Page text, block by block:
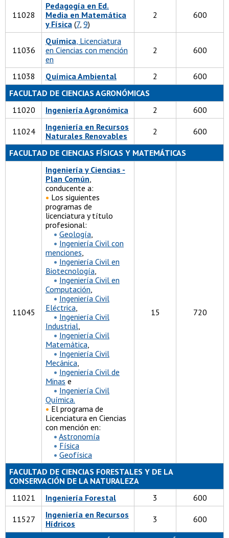
11028
Pedagogía en Ed.
Media en Matemática
y Física (7, 9)
2 600
11036
Química, Licenciatura
en Ciencias con mención
en
2 600
11038 Química Ambiental 2
600
FACULTAD DE CIENCIAS AGRONÓMICAS
11020
Ingeniería Agronómica 2 600
11024
Ingeniería en Recursos
Naturales Renovables
2 600
FACULTAD DE CIENCIAS FÍSICAS Y MATEMÁTICAS
11045
Ingeniería y Ciencias -
Plan Común,
conducente a:
• Los siguientes
programas de
licenciatura y título
profesional:
• Geología,
• Ingeniería Civil con
menciones,
• Ingeniería Civil en
Biotecnología,
• Ingeniería Civil en
Computación,
• Ingeniería Civil
Eléctrica,
• Ingeniería Civil
Industrial,
• Ingeniería Civil
Matemática,
• Ingeniería Civil
Mecánica,
• Ingeniería Civil de
Minas e
• Ingeniería Civil
Química.
• El programa de
Licenciatura en Ciencias
con mención en:
• Astronomía
• Física
• Geofísica
15 720
FACULTAD DE CIENCIAS FORESTALES Y DE LA
CONSERVACIÓN DE LA NATURALEZA
11021
Ingeniería Forestal 3 600
11527
Ingeniería en Recursos
Hídricos
3 600